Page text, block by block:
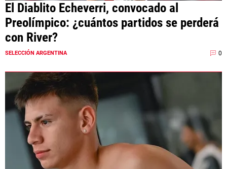
El Diablito Echeverri, convocado al
Preolímpico: ¿cuántos partidos se perderá
con River?
SELECCIÓN ARGENTINA 0